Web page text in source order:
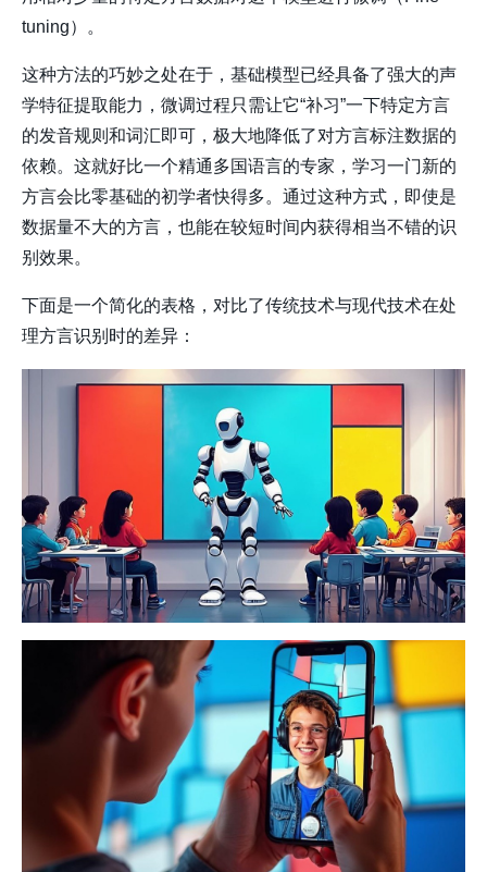
tuning）。
这种方法的巧妙之处在于，基础模型已经具备了强大的声
学特征提取能力，微调过程只需让它“补习”一下特定方言
的发音规则和词汇即可，极大地降低了对方言标注数据的
依赖。这就好比一个精通多国语言的专家，学习一门新的
方言会比零基础的初学者快得多。通过这种方式，即使是
数据量不大的方言，也能在较短时间内获得相当不错的识
别效果。
下面是一个简化的表格，对比了传统技术与现代技术在处
理方言识别时的差异：